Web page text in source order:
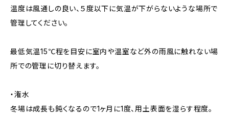
温度は風通しの良い、５度以下に気温が下がらないような場所で
管理してください。
最低気温15℃程を目安に室内や温室など外の雨風に触れない場
所での管理に切り替えます。
・潅水
冬場は成長も鈍くなるので1ヶ月に1度、用土表面を湿らす程度。